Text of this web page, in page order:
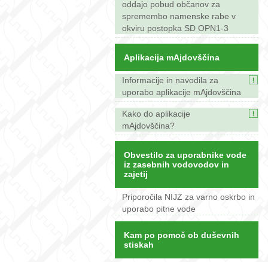
oddajo pobud občanov za
spremembo namenske rabe v
okviru postopka SD OPN1-3
Aplikacija mAjdovščina
Informacije in navodila za
uporabo aplikacije mAjdovščina
Kako do aplikacije
mAjdovščina?
Obvestilo za uporabnike vode
iz zasebnih vodovodov in
zajetij
Priporočila NIJZ za varno oskrbo in
uporabo pitne vode
Kam po pomoč ob duševnih
stiskah